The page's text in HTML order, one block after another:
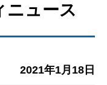
ニュース
2021年1月18日